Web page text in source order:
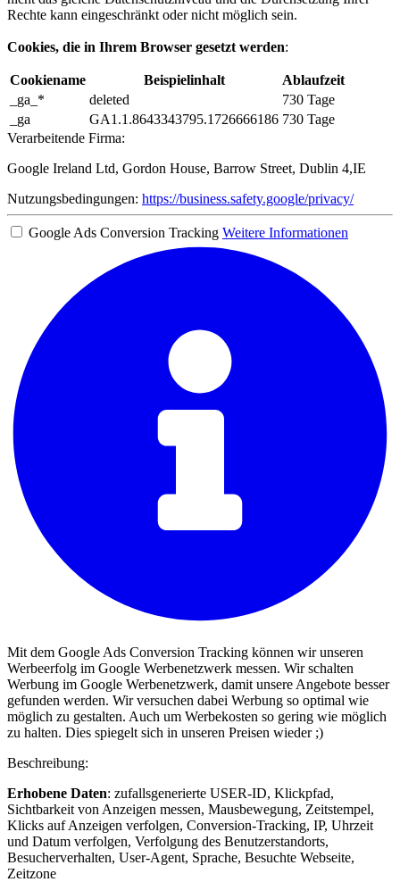
Rechte kann eingeschränkt oder nicht möglich sein.
Cookies, die in Ihrem Browser gesetzt werden:
Cookiename Beispielinhalt
Ablaufzeit
_ga_*
deleted
730 Tage
_ga
GA1.1.8643343795.1726666186 730 Tage
Verarbeitende Firma:
Google Ireland Ltd, Gordon House, Barrow Street, Dublin 4,IE
Nutzungsbedingungen: https://business.safety.google/privacy/
Google Ads Conversion Tracking Weitere Informationen
Mit dem Google Ads Conversion Tracking können wir unseren
Werbeerfolg im Google Werbenetzwerk messen. Wir schalten
Werbung im Google Werbenetzwerk, damit unsere Angebote besser
gefunden werden. Wir versuchen dabei Werbung so optimal wie
möglich zu gestalten. Auch um Werbekosten so gering wie möglich
zu halten. Dies spiegelt sich in unseren Preisen wieder ;)
Beschreibung:
Erhobene Daten: zufallsgenerierte USER-ID, Klickpfad,
Sichtbarkeit von Anzeigen messen, Mausbewegung, Zeitstempel,
Klicks auf Anzeigen verfolgen, Conversion-Tracking, IP, Uhrzeit
und Datum verfolgen, Verfolgung des Benutzerstandorts,
Besucherverhalten, User-Agent, Sprache, Besuchte Webseite,
Zeitzone